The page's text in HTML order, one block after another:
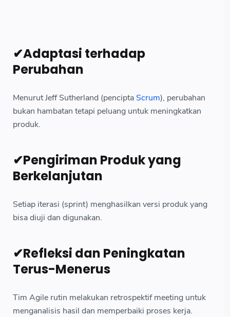
✔Adaptasi terhadap
Perubahan
Menurut Jeff Sutherland (pencipta Scrum), perubahan
bukan hambatan tetapi peluang untuk meningkatkan
produk.
✔Pengiriman Produk yang
Berkelanjutan
Setiap iterasi (sprint) menghasilkan versi produk yang
bisa diuji dan digunakan.
✔Refleksi dan Peningkatan
Terus-Menerus
Tim Agile rutin melakukan retrospektif meeting untuk
menganalisis hasil dan memperbaiki proses kerja.